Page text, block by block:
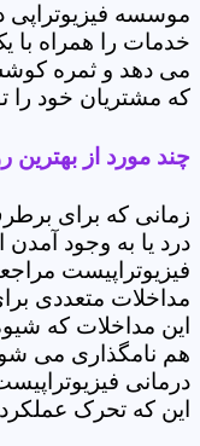
موسسه فیزیوتراپی
خدمات را همراه با
می دهد و ثمره
که مشتریان خود را
چند مورد از
زمانی که برای
درد یا به وجود
فیزیوتراپیست
مداخلات متعددی
این مداخلات که
هم نامگذاری می
درمانی
این که تحرک